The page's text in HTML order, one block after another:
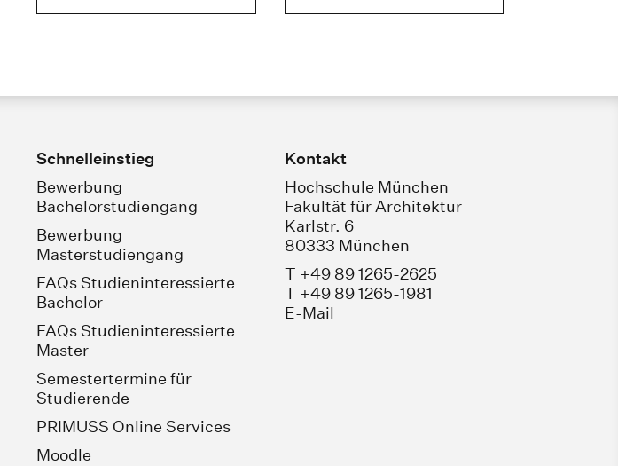
Schnelleinstieg
Bewerbung
Bachelorstudiengang
Bewerbung
Masterstudiengang
FAQs Studieninteressierte
Bachelor
FAQs Studieninteressierte
Master
Semestertermine für
Studierende
PRIMUSS Online Services
Moodle
Kontakt
Hochschule München
Fakultät für Architektur
Karlstr. 6
80333 München
T +49 89 1265-2625
T +49 89 1265-1981
E-Mail